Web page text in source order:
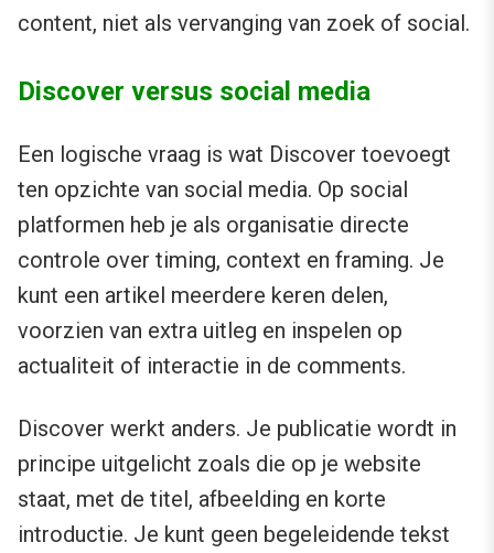
content, niet als vervanging van zoek of social.
Discover versus social media
Een logische vraag is wat Discover toevoegt
ten opzichte van social media. Op social
platformen heb je als organisatie directe
controle over timing, context en framing. Je
kunt een artikel meerdere keren delen,
voorzien van extra uitleg en inspelen op
actualiteit of interactie in de comments.
Discover werkt anders. Je publicatie wordt in
principe uitgelicht zoals die op je website
staat, met de titel, afbeelding en korte
introductie. Je kunt geen begeleidende tekst